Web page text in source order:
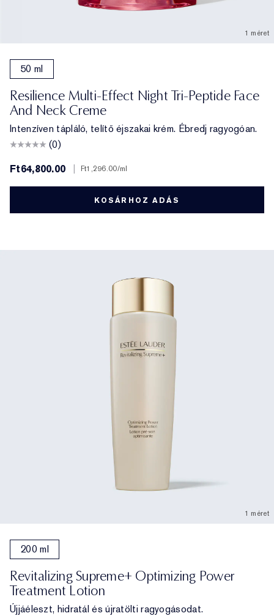
1 méret
50 ml
Resilience Multi-Effect Night Tri-Peptide Face
And Neck Creme
Intenzíven tápláló, telítő éjszakai krém. Ébredj ragyogóan.
(0)
Ft64,800.00
Ft1,296.00/ml
KOSÁRHOZ ADÁS
1 méret
200 ml
Revitalizing Supreme+ Optimizing Power
Treatment Lotion
Újjáéleszt, hidratál és újratölti ragyogásodat.